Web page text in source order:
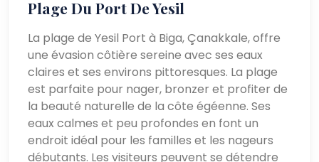
Plage Du Port De Yesil
La plage de Yesil Port à Biga, Çanakkale, offre
une évasion côtière sereine avec ses eaux
claires et ses environs pittoresques. La plage
est parfaite pour nager, bronzer et profiter de
la beauté naturelle de la côte égéenne. Ses
eaux calmes et peu profondes en font un
endroit idéal pour les familles et les nageurs
débutants. Les visiteurs peuvent se détendre